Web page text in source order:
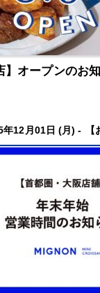
】オープンのお
年12月01日 (月) -